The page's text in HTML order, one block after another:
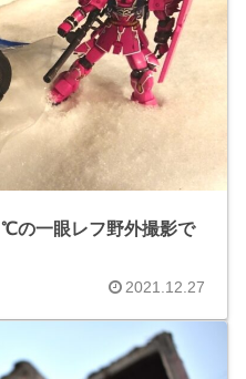
の一眼レフ野外撮影で
2021.12.27